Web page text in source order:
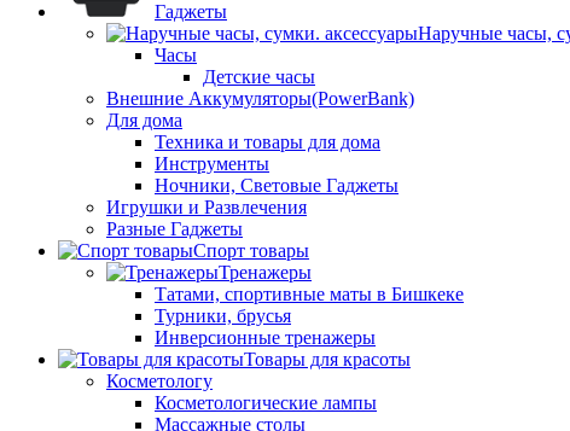
Гаджеты
Наручные часы,
Часы
Детские часы
Внешние Аккумуляторы(PowerBank)
Для дома
Техника и товары для дома
Инструменты
Ночники, Световые Гаджеты
Игрушки и Развлечения
Разные Гаджеты
Спорт товары
Тренажеры
Татами, спортивные маты в Бишкеке
Турники, брусья
Инверсионные тренажеры
Товары для красоты
Косметологу
Косметологические лампы
Массажные столы